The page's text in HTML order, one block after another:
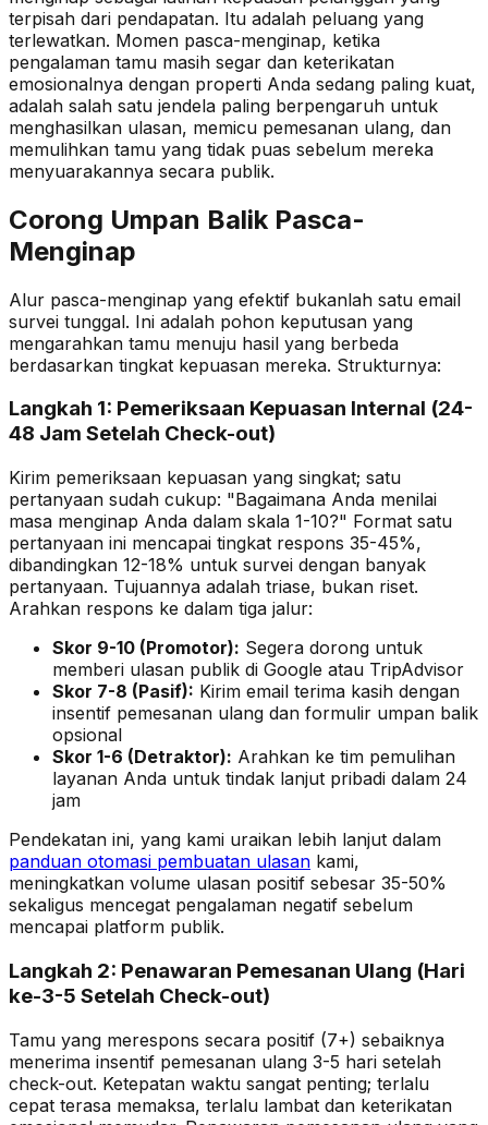
terpisah dari pendapatan. Itu adalah peluang yang
terlewatkan. Momen pasca-menginap, ketika
pengalaman tamu masih segar dan keterikatan
emosionalnya dengan properti Anda sedang paling kuat,
adalah salah satu jendela paling berpengaruh untuk
menghasilkan ulasan, memicu pemesanan ulang, dan
memulihkan tamu yang tidak puas sebelum mereka
menyuarakannya secara publik.
Corong Umpan Balik Pasca-
Menginap
Alur pasca-menginap yang efektif bukanlah satu email
survei tunggal. Ini adalah pohon keputusan yang
mengarahkan tamu menuju hasil yang berbeda
berdasarkan tingkat kepuasan mereka. Strukturnya:
Langkah 1: Pemeriksaan Kepuasan Internal (24-
48 Jam Setelah Check-out)
Kirim pemeriksaan kepuasan yang singkat; satu
pertanyaan sudah cukup: "Bagaimana Anda menilai
masa menginap Anda dalam skala 1-10?" Format satu
pertanyaan ini mencapai tingkat respons 35-45%,
dibandingkan 12-18% untuk survei dengan banyak
pertanyaan. Tujuannya adalah triase, bukan riset.
Arahkan respons ke dalam tiga jalur:
Skor 9-10 (Promotor): Segera dorong untuk
memberi ulasan publik di Google atau TripAdvisor
Skor 7-8 (Pasif): Kirim email terima kasih dengan
insentif pemesanan ulang dan formulir umpan balik
opsional
Skor 1-6 (Detraktor): Arahkan ke tim pemulihan
layanan Anda untuk tindak lanjut pribadi dalam 24
jam
Pendekatan ini, yang kami uraikan lebih lanjut dalam
panduan otomasi pembuatan ulasan kami,
meningkatkan volume ulasan positif sebesar 35-50%
sekaligus mencegat pengalaman negatif sebelum
mencapai platform publik.
Langkah 2: Penawaran Pemesanan Ulang (Hari
ke-3-5 Setelah Check-out)
Tamu yang merespons secara positif (7+) sebaiknya
menerima insentif pemesanan ulang 3-5 hari setelah
check-out. Ketepatan waktu sangat penting; terlalu
cepat terasa memaksa, terlalu lambat dan keterikatan